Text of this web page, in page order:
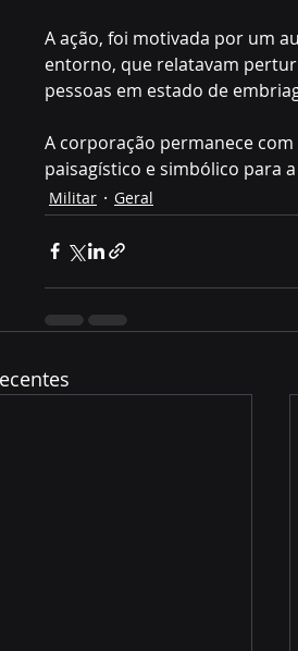
A ação, foi motivada por um
entorno, que relatavam
pessoas em estado de
A corporação permanece
paisagístico e simbólico para
Militar Geral